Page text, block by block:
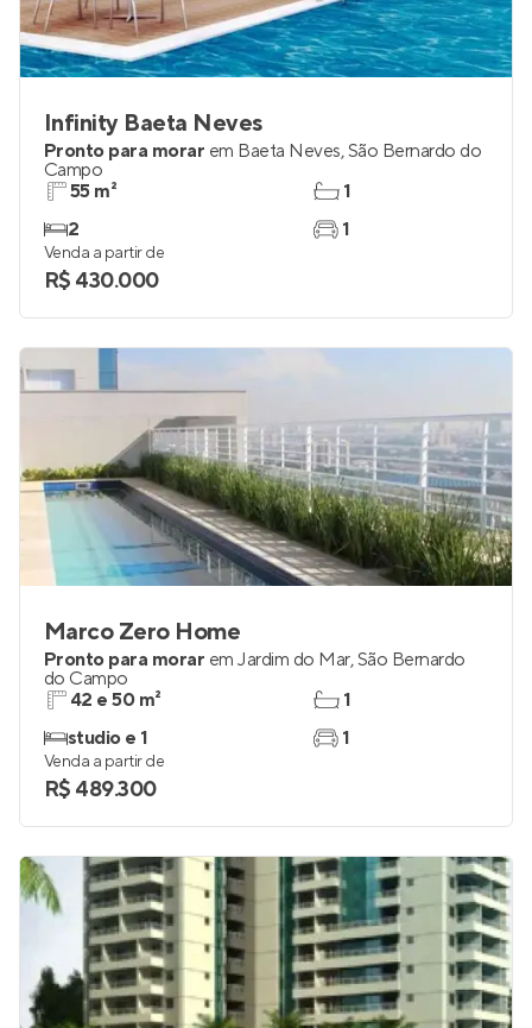
Infinity Baeta Neves
Pronto para morar em Baeta Neves,São Bernardo do
Campo
55 m²
2
1
1
Venda a partir de
R$ 430.000
Marco Zero Home
Pronto para morar em Jardim do Mar,São Bernardo
do Campo
42 e 50 m²
studio e 1
1
1
Venda a partir de
R$ 489.300